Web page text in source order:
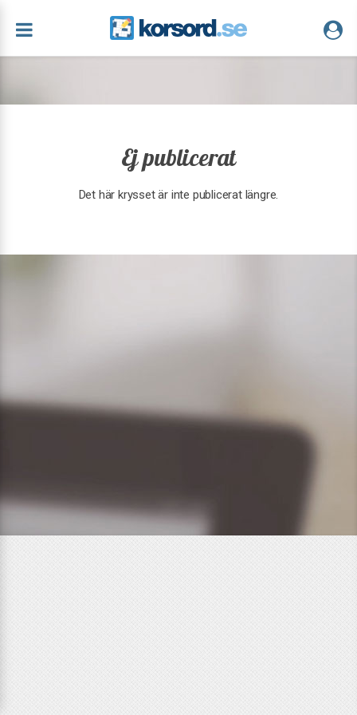
Ej publicerat
Det här krysset är inte publicerat längre.